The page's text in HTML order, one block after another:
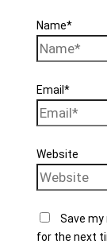
Name*
Email*
Website
Save
for the next